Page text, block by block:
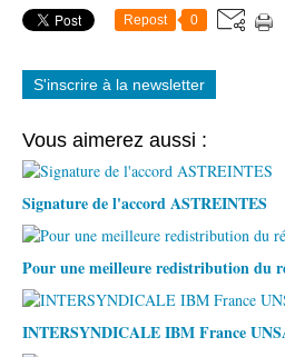
Repost 0
S'inscrire à la newsletter
Vous aimerez aussi :
Signature de l'accord ASTREINTES
Pour une meilleure redistribution du
INTERSYNDICALE IBM France